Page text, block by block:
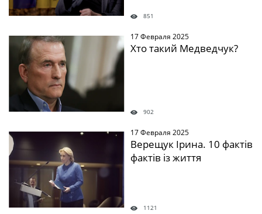
851
17 Февраля 2025
Хто такий Медведчук?
902
17 Февраля 2025
Верещук Ірина. 10 фактів
фактів із життя
1121